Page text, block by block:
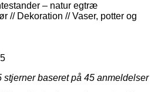
– natur egtræ
// Dekoration // Vaser, potter og
stjerner baseret på 45 anmeldelser